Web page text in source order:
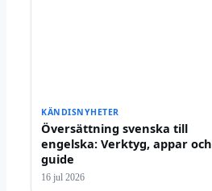
KÄNDISNYHETER
Översättning svenska till
engelska: Verktyg, appar och
guide
16 jul 2026